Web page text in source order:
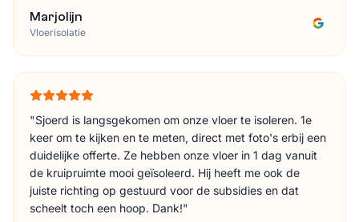
Marjolijn
Vloerisolatie
"Sjoerd is langsgekomen om onze vloer te isoleren. 1e
keer om te kijken en te meten, direct met foto's erbij een
duidelijke offerte. Ze hebben onze vloer in 1 dag vanuit
de kruipruimte mooi geïsoleerd. Hij heeft me ook de
juiste richting op gestuurd voor de subsidies en dat
scheelt toch een hoop. Dank!"